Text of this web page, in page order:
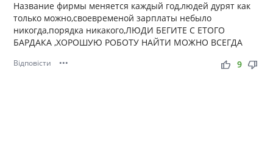
Название фирмы меняется каждый год,людей дурят как
только можно,своевременой зарплаты небыло
никогда,порядка никакого,ЛЮДИ БЕГИТЕ С ЕТОГО
БАРДАКА ,ХОРОШУЮ РОБОТУ НАЙТИ МОЖНО ВСЕГДА
Відповісти ••• thumb_up thumb_down
9